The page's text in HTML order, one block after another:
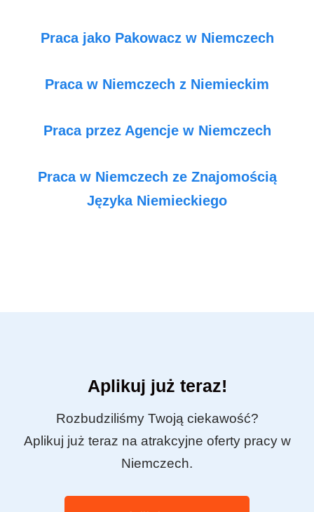
Praca jako Pakowacz w Niemczech
Praca w Niemczech z Niemieckim
Praca przez Agencje w Niemczech
Praca w Niemczech ze Znajomością
Języka Niemieckiego
Aplikuj już teraz!
Rozbudziliśmy Twoją ciekawość?
Aplikuj już teraz na atrakcyjne oferty pracy w
Niemczech.